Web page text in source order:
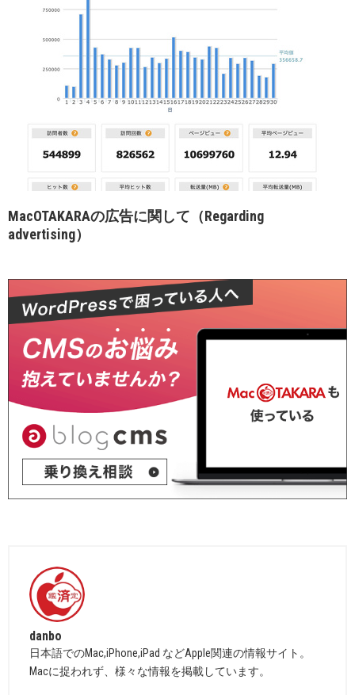
MacOTAKARAの広告に関して（Regarding
advertising）
danbo
日本語でのMac,iPhone,iPad などApple関連の情報サイト。
Macに捉われず、様々な情報を掲載しています。